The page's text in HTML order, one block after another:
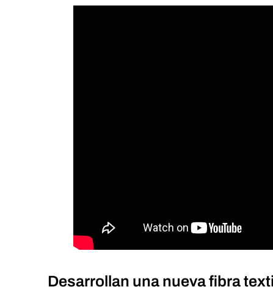
Desarrollan una nueva fibra